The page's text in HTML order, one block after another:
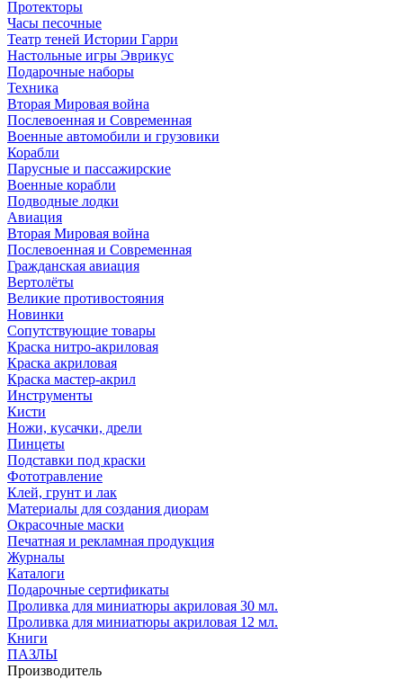
Протекторы
Часы песочные
Театр теней Истории Гарри
Настольные игры Эврикус
Подарочные наборы
Техника
Вторая Мировая война
Послевоенная и Современная
Военные автомобили и грузовики
Корабли
Парусные и пассажирские
Военные корабли
Подводные лодки
Авиация
Вторая Мировая война
Послевоенная и Современная
Гражданская авиация
Вертолёты
Великие противостояния
Новинки
Сопутствующие товары
Краска нитро-акриловая
Краска акриловая
Краска мастер-акрил
Инструменты
Кисти
Ножи, кусачки, дрели
Пинцеты
Подставки под краски
Фототравление
Клей, грунт и лак
Материалы для создания диорам
Окрасочные маски
Печатная и рекламная продукция
Журналы
Каталоги
Подарочные сертификаты
Проливка для миниатюры акриловая 30 мл.
Проливка для миниатюры акриловая 12 мл.
Книги
ПАЗЛЫ
Производитель